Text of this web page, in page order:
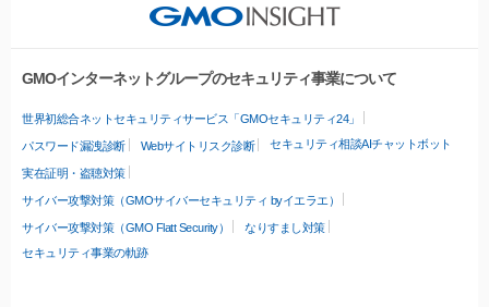
GMOインターネットグループのセキュリティ事業について
世界初総合ネットセキュリティサービス「GMOセキュリティ24」
パスワード漏洩診断 Webサイトリスク診断 セキュリティ相談AIチャットボット
実在証明・盗聴対策
サイバー攻撃対策（GMOサイバーセキュリティ byイエラエ）
サイバー攻撃対策（GMO Flatt Security）
なりすまし対策
セキュリティ事業の軌跡